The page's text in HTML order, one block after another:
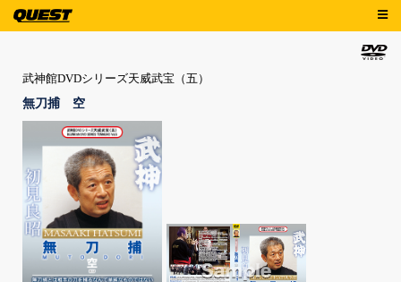
武神館DVDシリーズ天威武宝（五）
無刀捕 空